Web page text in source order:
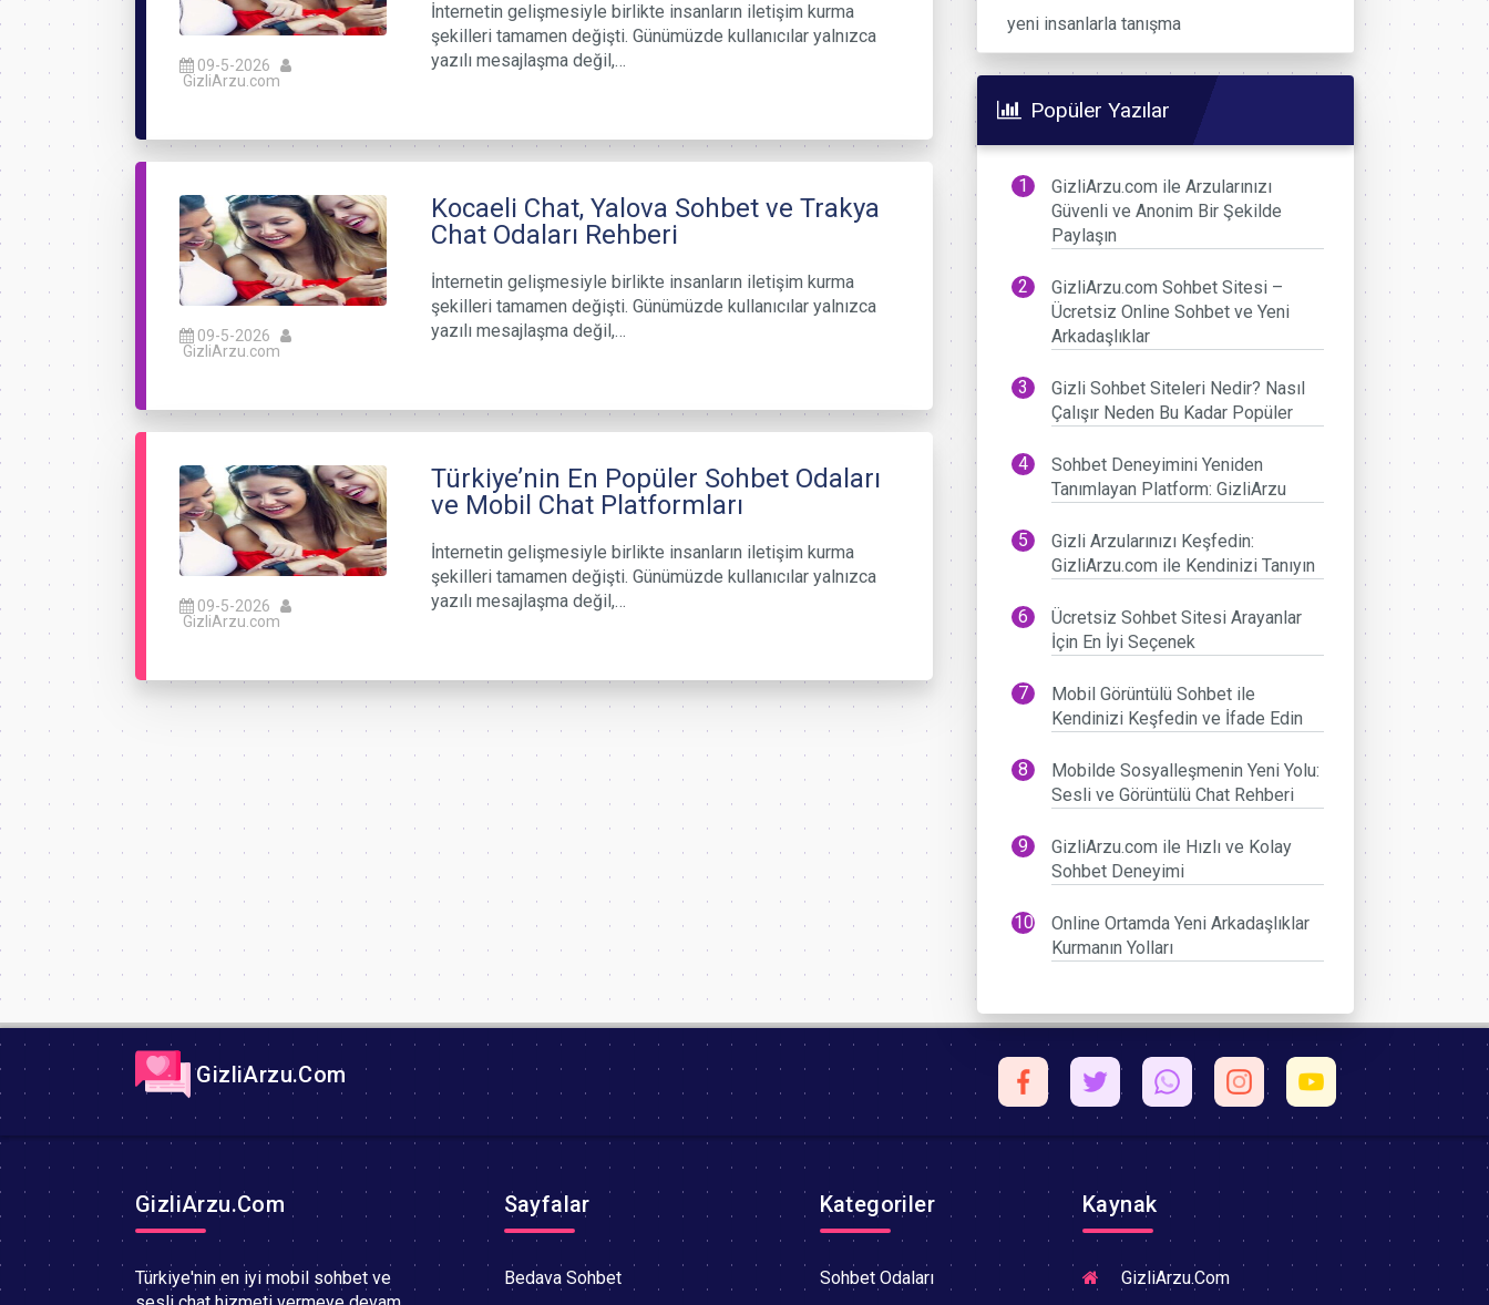
09-5-2026
GizliArzu.com
İnternetin gelişmesiyle birlikte insanların iletişim kurma
şekilleri tamamen değişti. Günümüzde kullanıcılar yalnızca
yazılı mesajlaşma değil,…
09-5-2026
GizliArzu.com
Kocaeli Chat, Yalova Sohbet ve Trakya
Chat Odaları Rehberi
İnternetin gelişmesiyle birlikte insanların iletişim kurma
şekilleri tamamen değişti. Günümüzde kullanıcılar yalnızca
yazılı mesajlaşma değil,…
09-5-2026
GizliArzu.com
Türkiye’nin En Popüler Sohbet Odaları
ve Mobil Chat Platformları
İnternetin gelişmesiyle birlikte insanların iletişim kurma
şekilleri tamamen değişti. Günümüzde kullanıcılar yalnızca
yazılı mesajlaşma değil,…
yeni insanlarla tanışma
Popüler Yazılar
GizliArzu.com ile Arzularınızı
Güvenli ve Anonim Bir Şekilde
Paylaşın
GizliArzu.com Sohbet Sitesi –
Ücretsiz Online Sohbet ve Yeni
Arkadaşlıklar
Gizli Sohbet Siteleri Nedir? Nasıl
Çalışır Neden Bu Kadar Popüler
Sohbet Deneyimini Yeniden
Tanımlayan Platform: GizliArzu
Gizli Arzularınızı Keşfedin:
GizliArzu.com ile Kendinizi Tanıyın
Ücretsiz Sohbet Sitesi Arayanlar
İçin En İyi Seçenek
Mobil Görüntülü Sohbet ile
Kendinizi Keşfedin ve İfade Edin
Mobilde Sosyalleşmenin Yeni Yolu:
Sesli ve Görüntülü Chat Rehberi
GizliArzu.com ile Hızlı ve Kolay
Sohbet Deneyimi
Online Ortamda Yeni Arkadaşlıklar
Kurmanın Yolları
GizliArzu.Com
GizliArzu.Com
Türkiye'nin en iyi mobil sohbet ve
Sayfalar
Bedava Sohbet
Kategoriler
Sohbet Odaları
Kaynak
GizliArzu.Com